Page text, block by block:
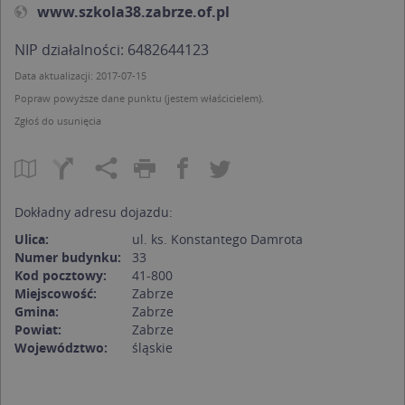
www.szkola38.zabrze.of.pl
NIP działalności: 6482644123
Data aktualizacji: 2017-07-15
Popraw powyższe dane punktu (jestem właścicielem).
Zgłoś do usunięcia
Dokładny adresu dojazdu:
Ulica:
ul. ks. Konstantego Damrota
Numer budynku:
33
Kod pocztowy:
41-800
Miejscowość:
Zabrze
Gmina:
Zabrze
Powiat:
Zabrze
Województwo:
śląskie